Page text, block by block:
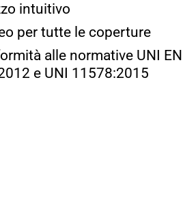
intuitivo
per tutte le coperture
alle normative UNI EN
e UNI 11578:2015